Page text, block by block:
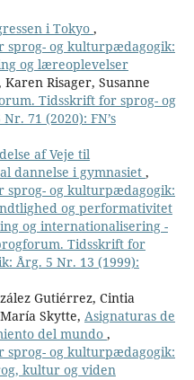
i Tokyo ,
sprog- og kulturpædagogik:
og læreoplevelser
Risager, Susanne
Tidsskrift for sprog- og
71 (2020): FN’s
af Veje til
dannelse i gymnasiet ,
sprog- og kulturpædagogik:
og performativitet
og internationalisering -
Tidsskrift for
Årg. 5 Nr. 13 (1999):
Gutiérrez, Cintia
Skytte, Asignaturas de
del mundo ,
sprog- og kulturpædagogik:
kultur og viden